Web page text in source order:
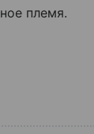
племя.